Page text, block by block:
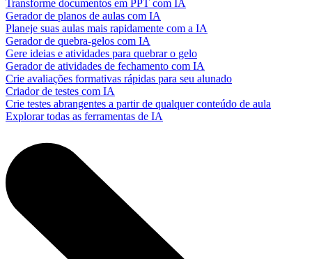
Transforme documentos em PPT com IA
Gerador de planos de aulas com IA
Planeje suas aulas mais rapidamente com a IA
Gerador de quebra-gelos com IA
Gere ideias e atividades para quebrar o gelo
Gerador de atividades de fechamento com IA
Crie avaliações formativas rápidas para seu alunado
Criador de testes com IA
Crie testes abrangentes a partir de qualquer conteúdo de aula
Explorar todas as ferramentas de IA